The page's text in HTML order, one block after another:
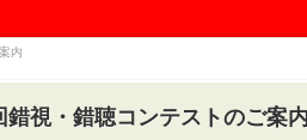
内
錯視・錯聴コンテストのご案内